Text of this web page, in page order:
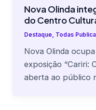
Nova Olinda
do Centro
Destaque, Todas
Nova Olinda
exposição “Cariri:
aberta ao público